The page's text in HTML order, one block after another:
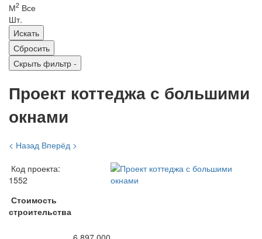
М2 Все
Шт.
Скрыть фильтр -
Проект коттеджа с большими
окнами
< Назад Вперёд >
Код проекта:
1552
Стоимость
строительства